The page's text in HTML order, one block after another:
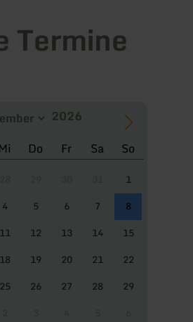
Termine
Mi Do Fr Sa So
1
4 5 6 7
8
11 12 13 14
15
18 19 20 21
22
25 26 27 28
29